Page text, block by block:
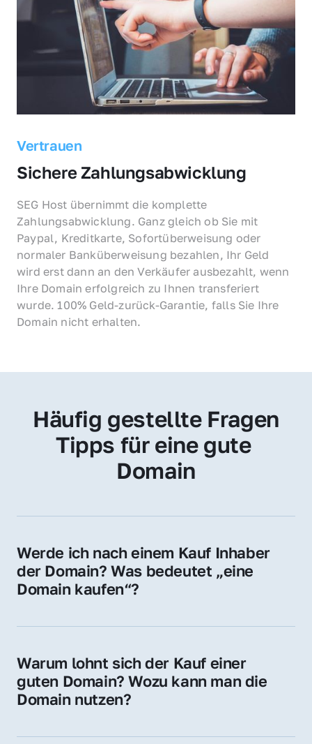
Vertrauen
Sichere Zahlungsabwicklung
SEG Host übernimmt die komplette
Zahlungsabwicklung. Ganz gleich ob Sie mit
Paypal, Kreditkarte, Sofortüberweisung oder
normaler Banküberweisung bezahlen, Ihr Geld
wird erst dann an den Verkäufer ausbezahlt, wenn
Ihre Domain erfolgreich zu Ihnen transferiert
wurde. 100% Geld-zurück-Garantie, falls Sie Ihre
Domain nicht erhalten.
Häufig gestellte Fragen
Tipps für eine gute
Domain
Werde ich nach einem Kauf Inhaber
der Domain? Was bedeutet „eine
Domain kaufen“?
Sie erhalten alle Rechte zur Nutzung,
Domain.
Warum lohnt sich der Kauf einer
guten Domain? Wozu kann man die
Domain nutzen?